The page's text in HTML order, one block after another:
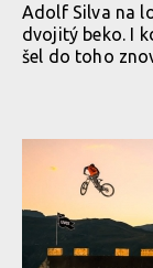
Adolf Silva na
dvojitý beko. I
šel do toho